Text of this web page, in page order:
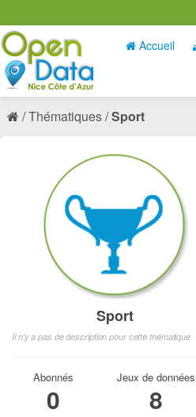
Accueil
Thématiques Sport
Sport
Il n'y a pas de description pour cette thématique
Abonnés
0
Jeux de données
8